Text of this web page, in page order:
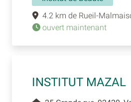
4.2 km de Rueil-
ouvert maintenant
INSTITUT MAZAL